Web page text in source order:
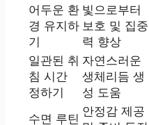
어두운 환
경 유지하
기
빛으로부터
보호 및 집중
력 향상
일관된 취
침 시간
정하기
자연스러운
생체리듬 생
성 도움
수면 루틴
안정감 제공